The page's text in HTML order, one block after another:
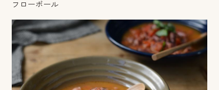
フローボール